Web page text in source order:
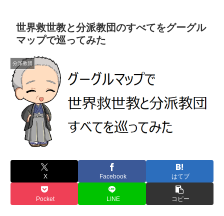
世界救世教と分派教団のすべてをグーグル
マップで巡ってみた
分派教団
X Facebook はてブ
Pocket LINE コピー